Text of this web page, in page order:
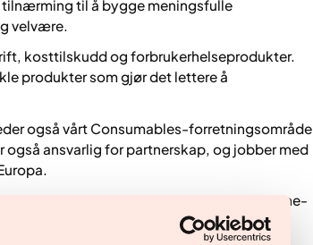
til å bygge meningsfulle
velvære.
kosttilskudd og forbrukerhelseprodukter.
produkter som gjør det lettere å
også vårt Consumables-forretningsområde,
ansvarlig for partnerskap, og jobber med
forbrukeratferd og langsiktig vane­
produkter og partnerskap som virkelig